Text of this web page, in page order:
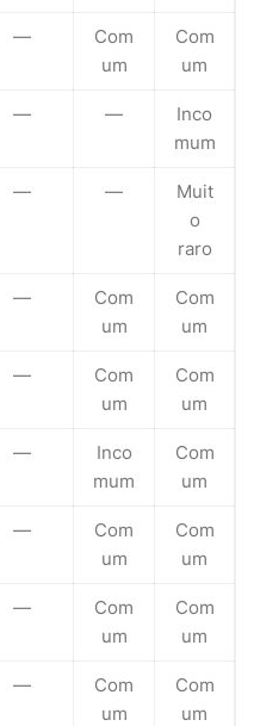
—
Com
um
Com
um
— —
Inco
mum
— —
Muit
o
raro
—
Com
um
Com
um
—
Com
um
Com
um
—
Inco
mum
Com
um
—
Com
um
Com
um
—
Com
um
Com
um
—
Com
um
Com
um